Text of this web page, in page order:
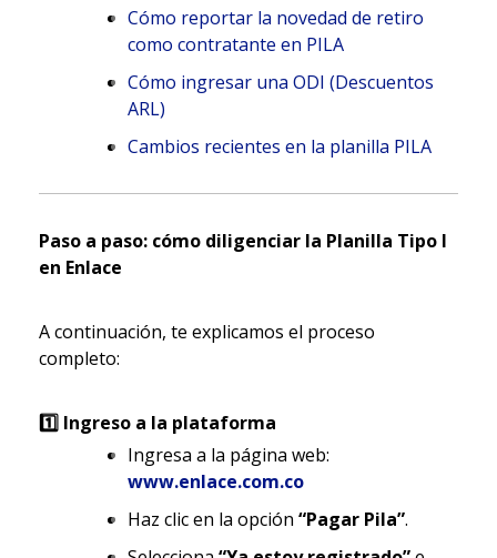
Cómo reportar la novedad de retiro
como contratante en PILA
Cómo ingresar una ODI (Descuentos
ARL)
Cambios recientes en la planilla PILA
Paso a paso: cómo diligenciar la Planilla Tipo I
en Enlace
A continuación, te explicamos el proceso
completo:
1️ Ingreso a la plataforma
Ingresa a la página web:
www.enlace.com.co
Haz clic en la opción “Pagar Pila”.